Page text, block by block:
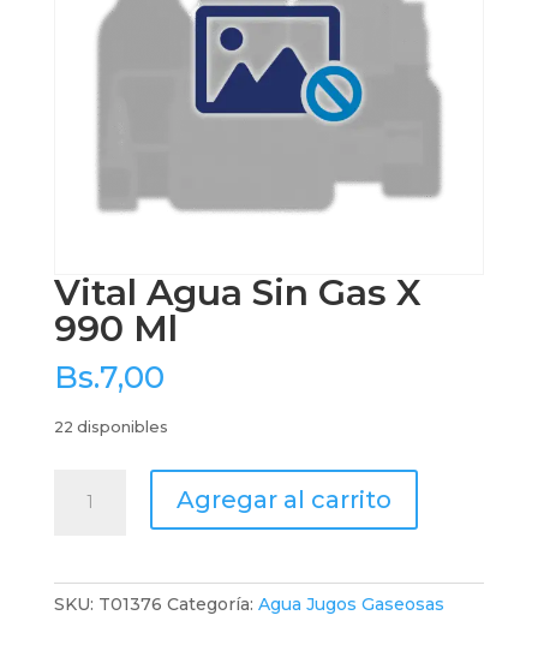
Vital Agua Sin Gas X
990 Ml
Bs.7,00
22 disponibles
Agua
Agregar al carrito
SKU: T01376 Categoría: Agua Jugos Gaseosas